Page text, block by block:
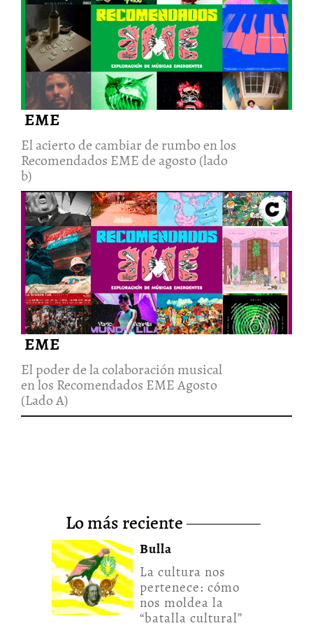
El acierto de cambiar de rumbo
en los Recomendados EME de
agosto (lado b)
6/Sep/2022
EME
El acierto de cambiar de rumbo en los
Recomendados EME de agosto (lado
b)
El poder de la colaboración
musical en los Recomendados
EME Agosto (Lado A)
21/Ago/2022
EME
El poder de la colaboración musical
en los Recomendados EME Agosto
(Lado A)
lo más reciente
Bulla
La cultura nos
pertenece: cómo
nos moldea la
“batalla cultural”